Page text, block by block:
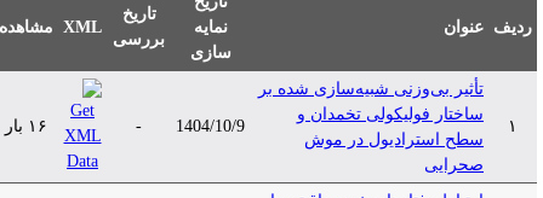
ردیف عنوان
نمایه
سازی
تاریخ
بررسی
XML مشاهده
تأثیر بی‌وزنی شبیه‌سازی ‌شده بر
ساختار فولیکولی تخمدان و
سطح استرادیول در موش
صحرایی
1404/10/9 ۱۶ بار